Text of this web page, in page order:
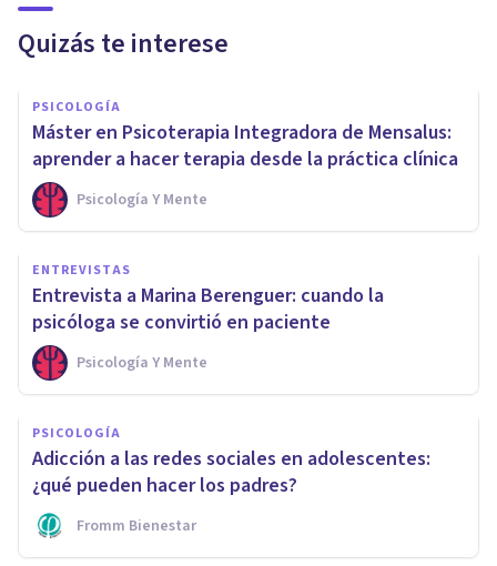
Quizás te interese
PSICOLOGÍA
Máster en Psicoterapia Integradora de Mensalus:
aprender a hacer terapia desde la práctica clínica
Psicología Y Mente
ENTREVISTAS
Entrevista a Marina Berenguer: cuando la
psicóloga se convirtió en paciente
Psicología Y Mente
PSICOLOGÍA
Adicción a las redes sociales en adolescentes:
¿qué pueden hacer los padres?
Fromm Bienestar